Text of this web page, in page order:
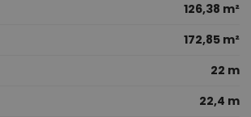
126,38 m²
172,85 m²
22 m
22,4 m